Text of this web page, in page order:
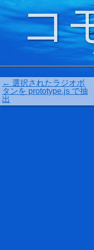
コ
← 選択されたラジオボ
タンを prototype.js で抽
出